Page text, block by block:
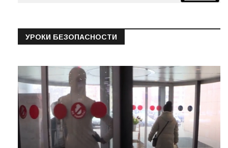
УРОКИ БЕЗОПАСНОСТИ